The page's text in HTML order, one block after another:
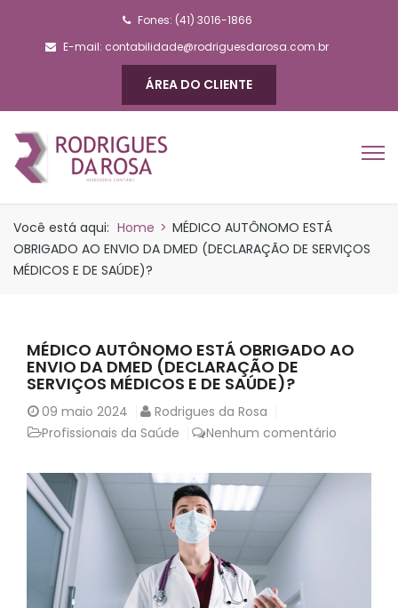
Fones: (41) 3016-1866
E-mail: contabilidade@rodriguesdarosa.com.br
ÁREA DO CLIENTE
Você está aqui: Home > MÉDICO AUTÔNOMO ESTÁ
OBRIGADO AO ENVIO DA DMED (DECLARAÇÃO DE SERVIÇOS
MÉDICOS E DE SAÚDE)?
MÉDICO AUTÔNOMO ESTÁ OBRIGADO AO
ENVIO DA DMED (DECLARAÇÃO DE
SERVIÇOS MÉDICOS E DE SAÚDE)?
09 maio 2024
Rodrigues da Rosa
Profissionais da Saúde
Nenhum comentário